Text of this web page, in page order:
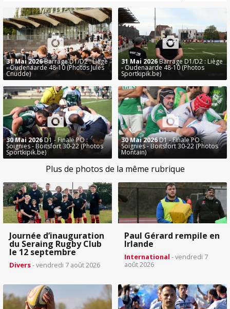
Journée d’inauguration
du Seraing Rugby Club
le 12 septembre
Divers- vendredi 7 août 2026
Paul Gérard rempile en
Irlande
International - vendredi 7
août 2026
31 Mai 2026Barrage D1/D2 : Liège
- Oudenaarde 48-10 (Photos Jules
Cnudde)
31 Mai 2026Barrage D1/D2 : Liège
- Oudenaarde 48-10 (Photos
Sportkipik.be)
30 Mai 2026D1 - Finale PO :
Soignies - Boitsfort 30-22 (Photos
Sportkipik.be)
30 Mai 2026D1 - Finale PO :
Soignies - Boitsfort 30-22 (Photos
Montain)
Plus de photos de la même rubrique